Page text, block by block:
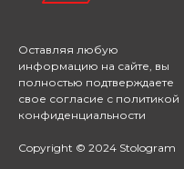
Оставляя любую
информацию на сайте, вы
полностью подтверждаете
свое согласие с политикой
конфиденциальности
Copyright © 2024 Stologram